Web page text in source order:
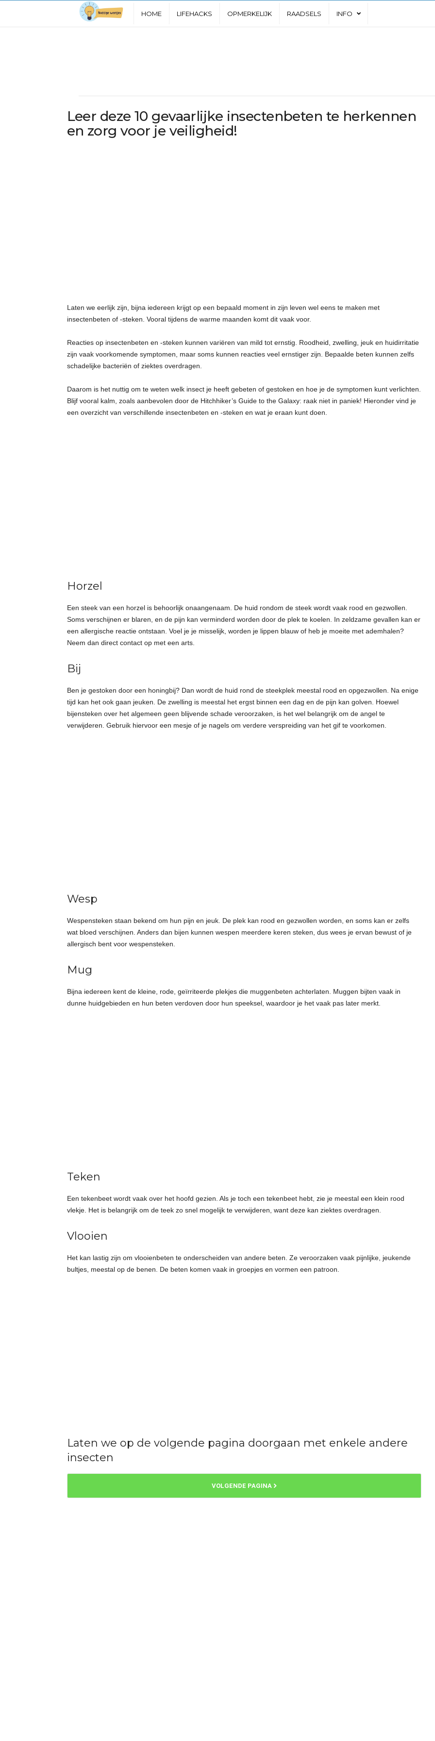
i
HOME LIFEHACKS OPMERKELIJK RAADSELS INFO
Leer deze 10 gevaarlijke insectenbeten te herkennen
en zorg voor je veiligheid!
Laten we eerlijk zijn, bijna iedereen krijgt op een bepaald moment in zijn leven wel eens te maken met
insectenbeten of -steken. Vooral tijdens de warme maanden komt dit vaak voor.
Reacties op insectenbeten en -steken kunnen variëren van mild tot ernstig. Roodheid, zwelling, jeuk en huidirritatie
zijn vaak voorkomende symptomen, maar soms kunnen reacties veel ernstiger zijn. Bepaalde beten kunnen zelfs
schadelijke bacteriën of ziektes overdragen.
Daarom is het nuttig om te weten welk insect je heeft gebeten of gestoken en hoe je de symptomen kunt verlichten.
Blijf vooral kalm, zoals aanbevolen door de Hitchhiker’s Guide to the Galaxy: raak niet in paniek! Hieronder vind je
een overzicht van verschillende insectenbeten en -steken en wat je eraan kunt doen.
Horzel
Een steek van een horzel is behoorlijk onaangenaam. De huid rondom de steek wordt vaak rood en gezwollen.
Soms verschijnen er blaren, en de pijn kan verminderd worden door de plek te koelen. In zeldzame gevallen kan er
een allergische reactie ontstaan. Voel je je misselijk, worden je lippen blauw of heb je moeite met ademhalen?
Neem dan direct contact op met een arts.
Bij
Ben je gestoken door een honingbij? Dan wordt de huid rond de steekplek meestal rood en opgezwollen. Na enige
tijd kan het ook gaan jeuken. De zwelling is meestal het ergst binnen een dag en de pijn kan golven. Hoewel
bijensteken over het algemeen geen blijvende schade veroorzaken, is het wel belangrijk om de angel te
verwijderen. Gebruik hiervoor een mesje of je nagels om verdere verspreiding van het gif te voorkomen.
Wesp
Wespensteken staan bekend om hun pijn en jeuk. De plek kan rood en gezwollen worden, en soms kan er zelfs
wat bloed verschijnen. Anders dan bijen kunnen wespen meerdere keren steken, dus wees je ervan bewust of je
allergisch bent voor wespensteken.
Mug
Bijna iedereen kent de kleine, rode, geïrriteerde plekjes die muggenbeten achterlaten. Muggen bijten vaak in
dunne huidgebieden en hun beten verdoven door hun speeksel, waardoor je het vaak pas later merkt.
Teken
Een tekenbeet wordt vaak over het hoofd gezien. Als je toch een tekenbeet hebt, zie je meestal een klein rood
vlekje. Het is belangrijk om de teek zo snel mogelijk te verwijderen, want deze kan ziektes overdragen.
Vlooien
Het kan lastig zijn om vlooienbeten te onderscheiden van andere beten. Ze veroorzaken vaak pijnlijke, jeukende
bultjes, meestal op de benen. De beten komen vaak in groepjes en vormen een patroon.
Laten we op de volgende pagina doorgaan met enkele andere
insecten
VOLGENDE PAGINA